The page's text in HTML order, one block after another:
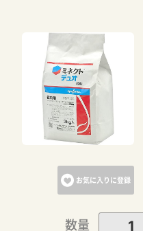
お気に入りに登録
数量